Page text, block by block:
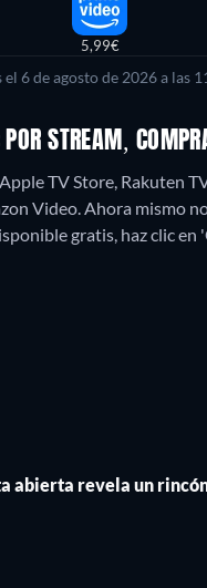
5,99€
el 6 de agosto de 2026a las
STREAM,
TV Store, Rakuten
Video.Ahora mismo
gratis, haz clic
abierta revela un